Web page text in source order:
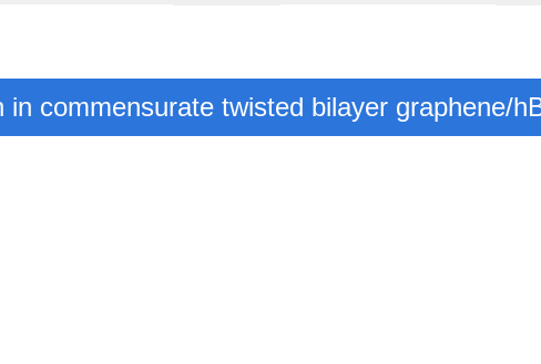
in commensurate twisted bilayer graphene/